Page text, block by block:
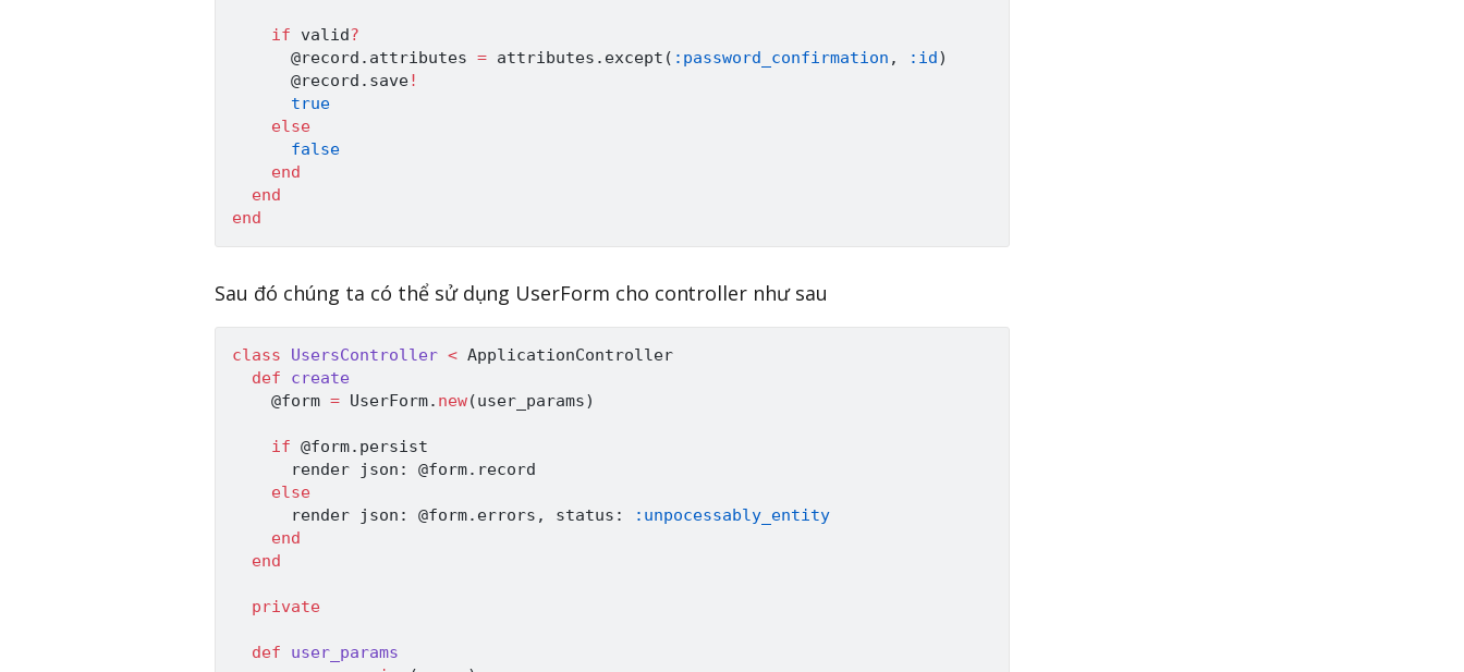
if valid?
@record . attributes = attributes . except ( :password_confirmation , :id)
@record . save!
true
else
false
end
end
end
Sau đó chúng ta có thể sử dụng UserForm cho controller như sau
class UsersController < ApplicationController
def
create
@form = UserForm. new(user_params)
if @form. persist
      render json
: @form. record
else
      render json
: @form. errors , status :
:unpocessably_entity
end
end
private
def
user_params